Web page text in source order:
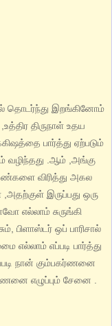
தொடர்ந்து இறங்கினோம்
திருநாள் உதய
பார்த்து ஏற்படும்
வழிந்தது .ஆம் ,அங்கு
விரித்து அகல
இருப்பது ஒரு
எல்லாம் சுருங்கி
பிளாஸ்டர் ஒப் பாரிசால்
எல்லாம் எப்படி பார்த்து
நான் கும்பகர்ணனை
எழுப்பும் சேனை .